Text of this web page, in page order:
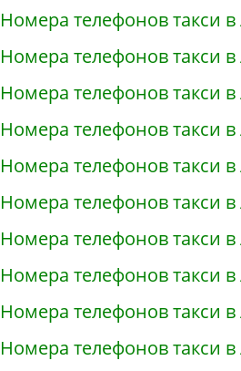
Номера телефонов такси
Номера телефонов такси
Номера телефонов такси
Номера телефонов такси в
Номера телефонов такси
Номера телефонов такси
Номера телефонов такси
Номера телефонов такси в
Номера телефонов такси в
Номера телефонов такси